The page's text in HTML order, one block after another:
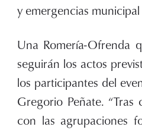
y emergencias
Una Romería-Ofrenda
seguirán los actos
los participantes del
Gregorio Peñate.
con las agrupaciones